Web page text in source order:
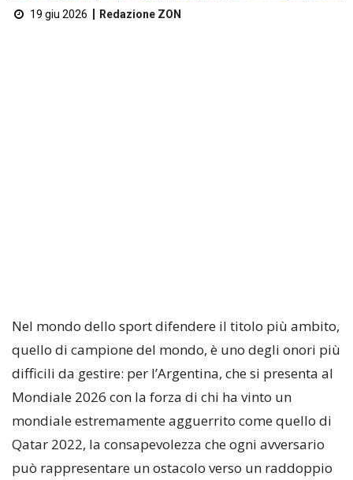
19 giu 2026 Redazione ZON
Nel mondo dello sport difendere il titolo più ambito,
quello di campione del mondo, è uno degli onori più
difficili da gestire: per l’Argentina, che si presenta al
Mondiale 2026 con la forza di chi ha vinto un
mondiale estremamente agguerrito come quello di
Qatar 2022, la consapevolezza che ogni avversario
può rappresentare un ostacolo verso un raddoppio